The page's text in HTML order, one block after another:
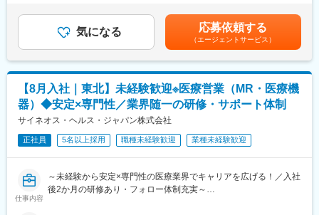
■明確な評価制度：
自身の成果や頑張りが客観的に評価され、年収に反映されます。
また、在籍年数が増えると永年勤続報奨金や四半期一時金などの
手当もアップします。つまり、やりがいや努力がきちんと報われ
る報酬制度になっています。
【サポート体制】
配属後は担当マネージャーが丁寧に支援します。日々の仕事の悩
す。また知識・スキルレベルを上げるために様々な研修をご用意
変更の範囲：会社の定める業務
件から勤務地をご提案させていただきます。年収は現職考慮（モ
デル年収：20代650万、40代後半850万）領域を変えてのPJT打診
も可能です。また、無期雇用派遣となるため、ＰＪＴの期間外も
ベース給与は保証いたします。
■MRとして働く魅力
（1）最大限希望を考慮します：
全国50地域以上のPJTからご提案し、なるべくご希望の勤務地に
アサインが可能です。また、次の契約での再配属の際の地域もし
っかり考慮いたします。これは小規模ならではの社内バッティン
CSO業界で10年以上のキャリアを持つベテラン社員が、あなたの
生涯のわたる「キャリア形成」を丁寧にサポートします。その繋
円（12分割）（一律手当を含む）＜昇給有無＞有＜残業手当＞有
＜給与補足＞※面接を通して、ご経験やスキルにより当社規定に基
づき決定いたします。■昇給、インセンティブあり■モデル年収：
20代650万、40代後半850万賃金はあくまでも目安の金額であ
り、選考を通じて上下する可能性があります。月給(月額)は固定手
当を含めた表記です。
気になる 応募依頼する
（エージェントサービス）
【8月入社｜東北】未経験歓迎※医療営業（MR・医療機
器）◆安定×専門性／業界随一の研修・サポート体制
サイネオス・ヘルス・ジャパン株式会社
正社員 5名以上採用 職種未経験歓迎 業種未経験歓迎
仕事内容
～未経験から安定×専門性の医療業界でキャリアを広げる！／入社
後2か月の研修あり・フォロー体制充実～